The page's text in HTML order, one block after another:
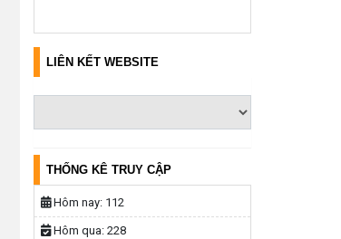
LIÊN KẾT WEBSITE
THỐNG KÊ TRUY CẬP
Hôm nay: 112
Hôm qua: 228